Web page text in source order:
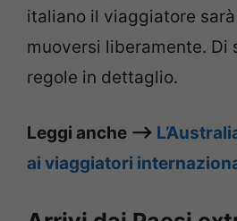
italiano il viaggiatore
muoversi liberamente. Di
regole in dettaglio.
Leggi anche –>
ai viaggiatori